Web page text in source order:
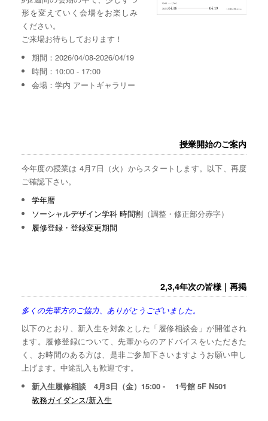
形を変えていく会場をお楽しみ
ください。
ご来場お待ちしております！
期間：2026/04/08-2026/04/19
時間：10:00 - 17:00
会場：学内 アートギャラリー
授業開始のご案内
今年度の授業は 4月7日（火）からスタートします。以下、再度
ご確認下さい。
学年暦
ソーシャルデザイン学科 時間割 （調整・修正部分赤字）
履修登録・登録変更期間
2,3,4年次の皆様｜再掲
多くの先輩方のご協力、ありがとうございました。
以下のとおり、新入生を対象とした「履修相談会」が開催され
ます。履修登録について、先輩からのアドバイスをいただきた
く、お時間のある方は、是非ご参加下さいますようお願い申し
上げます。中途乱入も歓迎です。
新入生履修相談 4月3日（金）15:00 - 1号館 5F N501
教務ガイダンス/新入生